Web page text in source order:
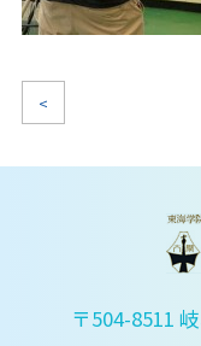
<
〒504-8511